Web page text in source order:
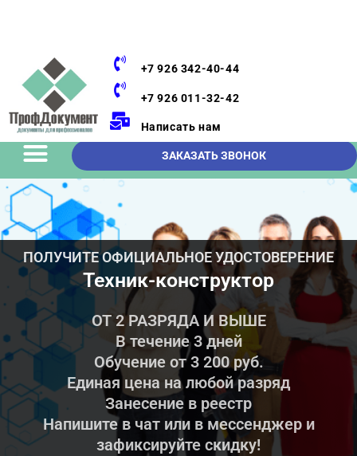
+7 926 342-40-44
+7 926 011-32-42
Написать нам
ЗАКАЗАТЬ ЗВОНОК
ПОЛУЧИТЕ ОФИЦИАЛЬНОЕ УДОСТОВЕРЕНИЕ
Техник-конструктор
ОТ 2 РАЗРЯДА И ВЫШЕ
В течение 3 дней
Обучение от 3 200 руб.
Единая цена на любой разряд
Занесение в реестр
Напишите в чат или в мессенджер и
зафиксируйте скидку!